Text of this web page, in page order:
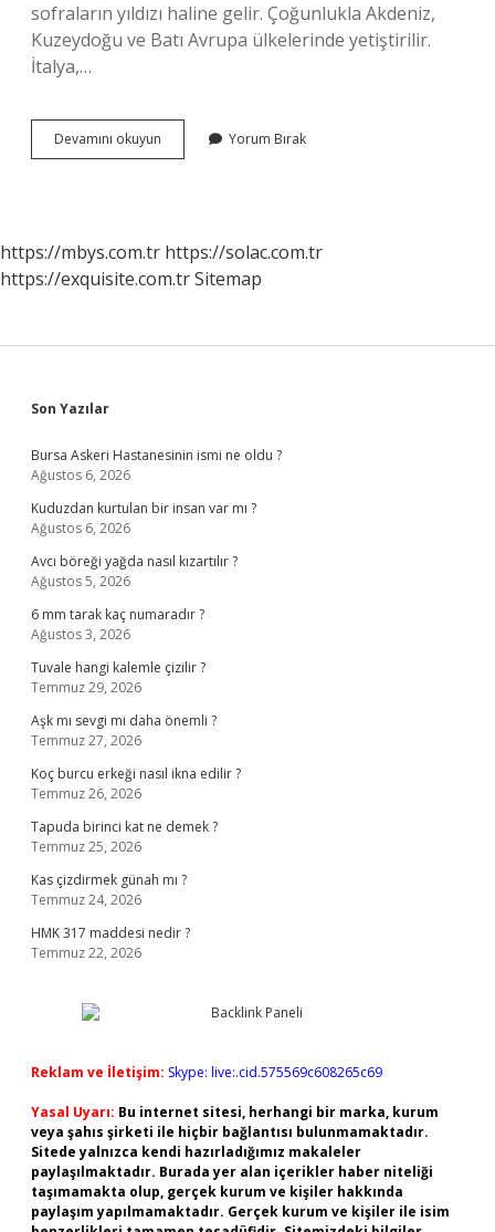
sofraların yıldızı haline gelir. Çoğunlukla Akdeniz,
Kuzeydoğu ve Batı Avrupa ülkelerinde yetiştirilir.
İtalya,…
Devamını okuyun
Ingilizce
Yorum Bırak
https://mbys.com.tr https://solac.com.tr
https://exquisite.com.trSitemap
Sidebar
Son Yazılar
Bursa Askeri Hastanesinin ismi ne oldu ?
Ağustos 6, 2026
Kuduzdan kurtulan bir insan var mı ?
Ağustos 6, 2026
Avcı böreği yağda nasıl kızartılır ?
Ağustos 5, 2026
6 mm tarak kaç numaradır ?
Ağustos 3, 2026
Tuvale hangi kalemle çizilir ?
Temmuz 29, 2026
Aşk mı sevgi mi daha önemli ?
Temmuz 27, 2026
Koç burcu erkeği nasıl ikna edilir ?
Temmuz 26, 2026
Tapuda birinci kat ne demek ?
Temmuz 25, 2026
Kas çizdirmek günah mı ?
Temmuz 24, 2026
HMK 317 maddesi nedir ?
Temmuz 22, 2026
Reklam ve İletişim: Skype: live:.cid.575569c608265c69
Yasal Uyarı: Bu internet sitesi, herhangi bir marka, kurum
veya şahıs şirketi ile hiçbir bağlantısı bulunmamaktadır.
Sitede yalnızca kendi hazırladığımız makaleler
paylaşılmaktadır. Burada yer alan içerikler haber niteliği
taşımamakta olup, gerçek kurum ve kişiler hakkında
paylaşım yapılmamaktadır. Gerçek kurum ve kişiler ile isim